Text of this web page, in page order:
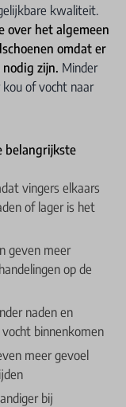
kwaliteit.
over het algemeen
omdat er
zijn. Minder
of vocht naar
belangrijkste
vingers elkaars
of lager is het
geven meer
op de
naden en
binnenkomen
meer gevoel
bij